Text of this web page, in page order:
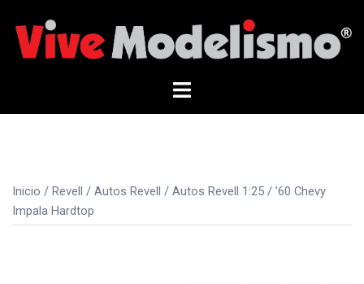
contenido
Alternar
Inicio / Revell / Autos Revell / Autos Revell 1:25 / ’60 Chevy
Impala Hardtop